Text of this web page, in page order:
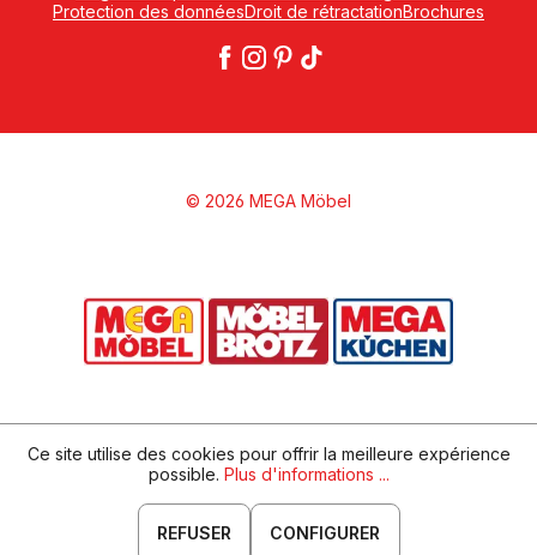
Protection des donnéesDroit de rétractationBrochures
© 2026 MEGA Möbel
Ce site utilise des cookies pour offrir la meilleure expérience
possible. Plus d'informations ...
REFUSER CONFIGURER